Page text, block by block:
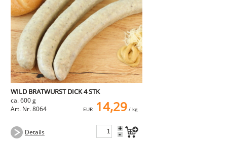
WILD BRATWURST DICK 4 STK
ca. 600 g
Art. Nr. 8064
EUR 14,29/ kg
Details +
-